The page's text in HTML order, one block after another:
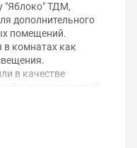
"Яблоко" ТДМ,
дополнительного
помещений.
комнатах как
в качестве
и романтической
помещений.